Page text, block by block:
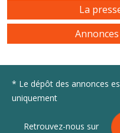
La
* Le dépôt des annonces
uniquement
Retrouvez-nous sur